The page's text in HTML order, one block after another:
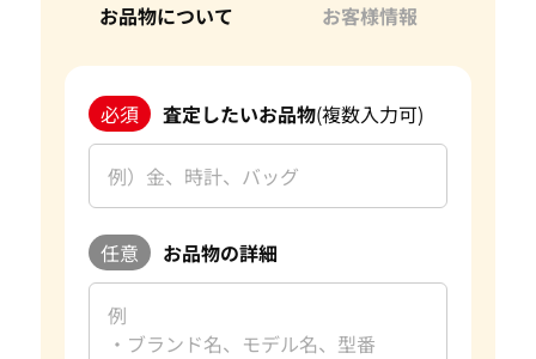
お品物について
お客様情報
必須 査定したいお品物(複数入力可)
任意 お品物の詳細